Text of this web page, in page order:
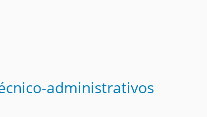
administrativos